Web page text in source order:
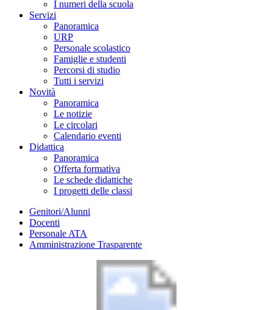
I numeri della scuola
Servizi
Panoramica
URP
Personale scolastico
Famiglie e studenti
Percorsi di studio
Tutti i servizi
Novità
Panoramica
Le notizie
Le circolari
Calendario eventi
Didattica
Panoramica
Offerta formativa
Le schede didattiche
I progetti delle classi
Genitori/Alunni
Docenti
Personale ATA
Amministrazione Trasparente